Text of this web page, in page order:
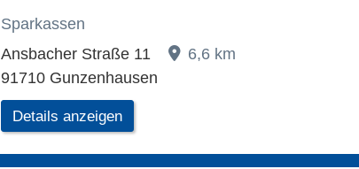
Sparkassen
Ansbacher Straße 11
6,6 km
91710 Gunzenhausen
Details anzeigen